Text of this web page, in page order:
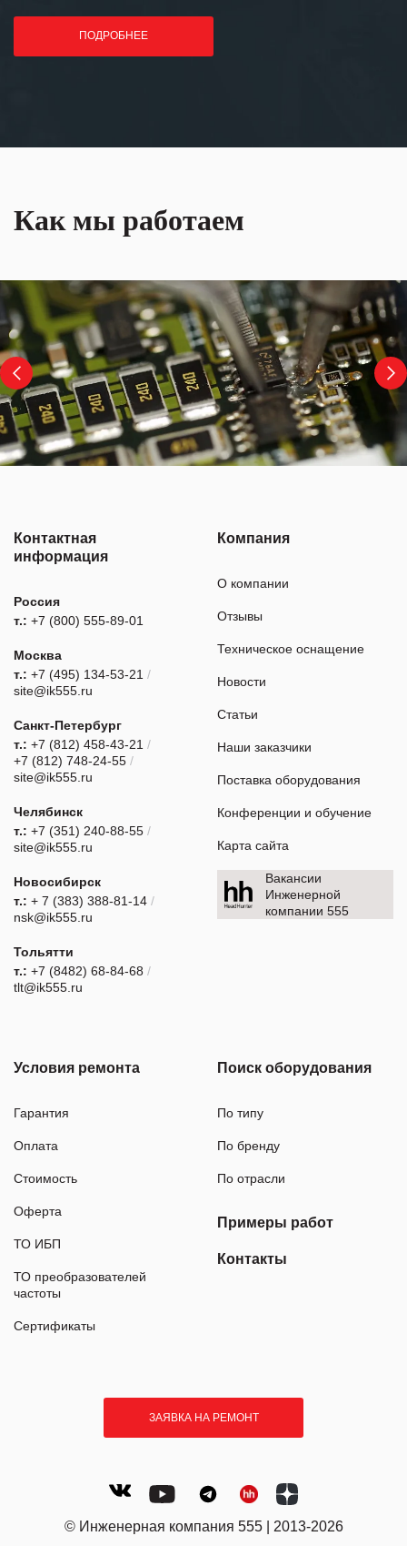
ПОДРОБНЕЕ
Как мы работаем
Контактная
информация
Россия
т.: +7 (800) 555-89-01
Москва
т.: +7 (495) 134-53-21 /
site@ik555.ru
Санкт-Петербург
т.: +7 (812) 458-43-21 /
+7 (812) 748-24-55 /
site@ik555.ru
Челябинск
т.: +7 (351) 240-88-55 /
site@ik555.ru
Новосибирск
т.: + 7 (383) 388-81-14 /
nsk@ik555.ru
Тольятти
т.: +7 (8482) 68-84-68 /
tlt@ik555.ru
Компания
О компании
Отзывы
Техническое оснащение
Новости
Статьи
Наши заказчики
Поставка оборудования
Конференции и обучение
Карта сайта
Вакансии
Инженерной
компании 555
Условия ремонта
Гарантия
Оплата
Стоимость
Оферта
ТО ИБП
ТО преобразователей
частоты
Сертификаты
Поиск оборудования
По типу
По бренду
По отрасли
Примеры работ
Контакты
ЗАЯВКА НА РЕМОНТ
© Инженерная компания 555 | 2013-2026